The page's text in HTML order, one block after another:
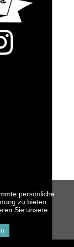
persönliche
zu bieten.
Sie unsere